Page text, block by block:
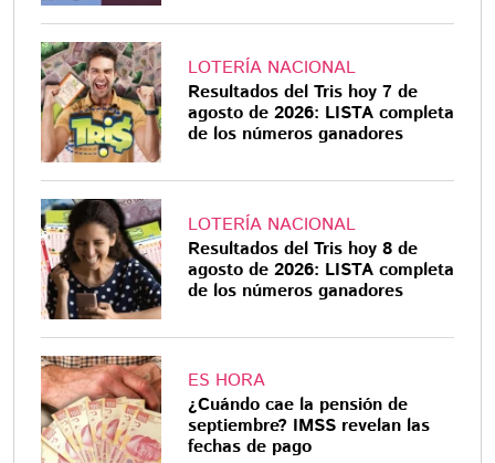
LOTERÍA NACIONAL
Resultados del Tris hoy 7 de
agosto de 2026: LISTA completa
de los números ganadores
LOTERÍA NACIONAL
Resultados del Tris hoy 8 de
agosto de 2026: LISTA completa
de los números ganadores
ES HORA
¿Cuándo cae la pensión de
septiembre? IMSS revelan las
fechas de pago